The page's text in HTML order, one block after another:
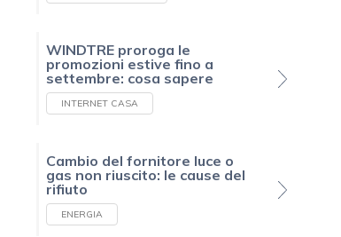
WINDTRE proroga le
promozioni estive fino a
settembre: cosa sapere
INTERNET CASA
Cambio del fornitore luce o
gas non riuscito: le cause del
rifiuto
ENERGIA